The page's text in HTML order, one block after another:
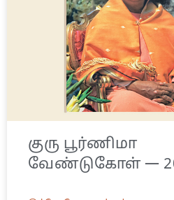
குரு பூர்ணிமா
வேண்டுகோள் —